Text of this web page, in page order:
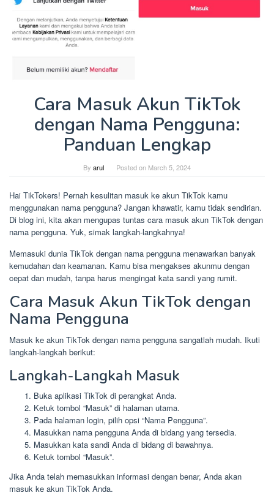
Cara Masuk Akun TikTok
dengan Nama Pengguna:
Panduan Lengkap
By arul Posted on March 5, 2024
Hai TikTokers! Pernah kesulitan masuk ke akun TikTok kamu
menggunakan nama pengguna? Jangan khawatir, kamu tidak sendirian.
Di blog ini, kita akan mengupas tuntas cara masuk akun TikTok dengan
nama pengguna. Yuk, simak langkah-langkahnya!
Memasuki dunia TikTok dengan nama pengguna menawarkan banyak
kemudahan dan keamanan. Kamu bisa mengakses akunmu dengan
cepat dan mudah, tanpa harus mengingat kata sandi yang rumit.
Cara Masuk Akun TikTok dengan
Nama Pengguna
Masuk ke akun TikTok dengan nama pengguna sangatlah mudah. Ikuti
langkah-langkah berikut:
Langkah-Langkah Masuk
Buka aplikasi TikTok di perangkat Anda.
Ketuk tombol “Masuk” di halaman utama.
Pada halaman login, pilih opsi “Nama Pengguna”.
Masukkan nama pengguna Anda di bidang yang tersedia.
Masukkan kata sandi Anda di bidang di bawahnya.
Ketuk tombol “Masuk”.
Jika Anda telah memasukkan informasi dengan benar, Anda akan
masuk ke akun TikTok Anda.